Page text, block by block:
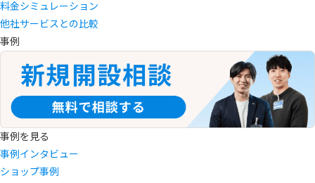
料金シミュレーション
他社サービスとの比較
事例
事例を見る
事例インタビュー
ショップ事例